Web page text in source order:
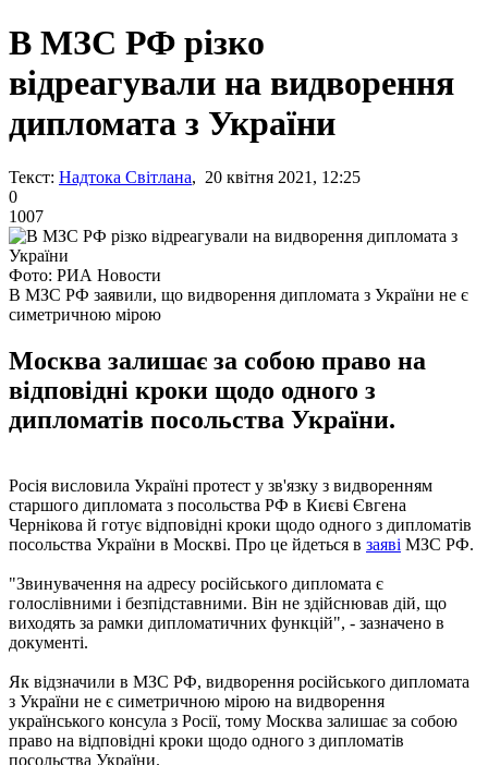
В МЗС РФ різко
відреагували на видворення
дипломата з України
Текст: Надтока Світлана, 20 квітня 2021, 12:25
0
1007
Фото: РИА Новости
В МЗС РФ заявили, що видворення дипломата з України не є
симетричною мірою
Москва залишає за собою право на
відповідні кроки щодо одного з
дипломатів посольства України.
Росія висловила Україні протест у зв'язку з видворенням
старшого дипломата з посольства РФ в Києві Євгена
Чернікова й готує відповідні кроки щодо одного з дипломатів
посольства України в Москві. Про це йдеться в заяві МЗС РФ.
"Звинувачення на адресу російського дипломата є
голослівними і безпідставними. Він не здійснював дій, що
виходять за рамки дипломатичних функцій", - зазначено в
документі.
Як відзначили в МЗС РФ, видворення російського дипломата
з України не є симетричною мірою на видворення
українського консула з Росії, тому Москва залишає за собою
право на відповідні кроки щодо одного з дипломатів
посольства України.